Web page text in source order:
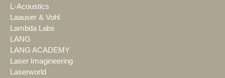
L-Acoustics
Laauser & Vohl
Lambda Labs
LANG
LANG ACADEMY
Laser Imagineering
Laserworld